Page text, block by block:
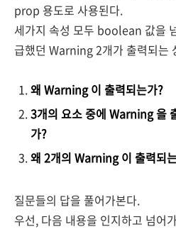
prop 용도로 사용된다.
세가지 속성 모두 boolean 값을
급했던 Warning 2개가 출력되는
왜 Warning 이 출력되는가?
3개의 요소 중에 Warning 을
가?
왜 2개의 Warning 이 출력되
질문들의 답을 풀어가본다.
우선, 다음 내용을 인지하고 넘어